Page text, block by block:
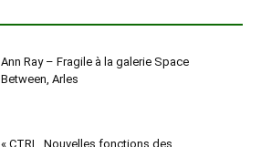
Ann Ray – Fragile à la galerie Space
Between, Arles
« CTRL. Nouvelles fonctions des